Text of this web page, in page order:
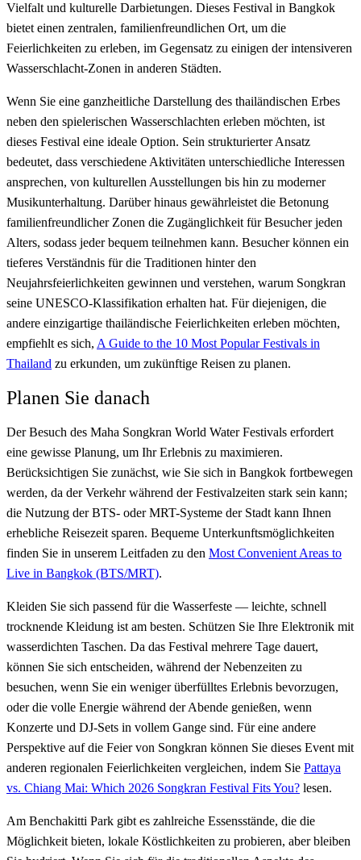
Vielfalt und kulturelle Darbietungen. Dieses Festival in Bangkok
bietet einen zentralen, familienfreundlichen Ort, um die
Feierlichkeiten zu erleben, im Gegensatz zu einigen der intensiveren
Wasserschlacht-Zonen in anderen Städten.
Wenn Sie eine ganzheitliche Darstellung des thailändischen Erbes
neben den spielerischen Wasserschlachten erleben möchten, ist
dieses Festival eine ideale Option. Sein strukturierter Ansatz
bedeutet, dass verschiedene Aktivitäten unterschiedliche Interessen
ansprechen, von kulturellen Ausstellungen bis hin zu moderner
Musikunterhaltung. Darüber hinaus gewährleistet die Betonung
familienfreundlicher Zonen die Zugänglichkeit für Besucher jeden
Alters, sodass jeder bequem teilnehmen kann. Besucher können ein
tieferes Verständnis für die Traditionen hinter den
Neujahrsfeierlichkeiten gewinnen und verstehen, warum Songkran
seine UNESCO-Klassifikation erhalten hat. Für diejenigen, die
andere einzigartige thailändische Feierlichkeiten erleben möchten,
empfiehlt es sich, A Guide to the 10 Most Popular Festivals in
Thailand zu erkunden, um zukünftige Reisen zu planen.
Planen Sie danach
Der Besuch des Maha Songkran World Water Festivals erfordert
eine gewisse Planung, um Ihr Erlebnis zu maximieren.
Berücksichtigen Sie zunächst, wie Sie sich in Bangkok fortbewegen
werden, da der Verkehr während der Festivalzeiten stark sein kann;
die Nutzung der BTS- oder MRT-Systeme der Stadt kann Ihnen
erhebliche Reisezeit sparen. Bequeme Unterkunftsmöglichkeiten
finden Sie in unserem Leitfaden zu den Most Convenient Areas to
Live in Bangkok (BTS/MRT).
Kleiden Sie sich passend für die Wasserfeste — leichte, schnell
trocknende Kleidung ist am besten. Schützen Sie Ihre Elektronik mit
wasserdichten Taschen. Da das Festival mehrere Tage dauert,
können Sie sich entscheiden, während der Nebenzeiten zu
besuchen, wenn Sie ein weniger überfülltes Erlebnis bevorzugen,
oder die volle Energie während der Abende genießen, wenn
Konzerte und DJ-Sets in vollem Gange sind. Für eine andere
Perspektive auf die Feier von Songkran können Sie dieses Event mit
anderen regionalen Feierlichkeiten vergleichen, indem Sie Pattaya
vs. Chiang Mai: Which 2026 Songkran Festival Fits You? lesen.
Am Benchakitti Park gibt es zahlreiche Essensstände, die die
Möglichkeit bieten, lokale Köstlichkeiten zu probieren, aber bleiben